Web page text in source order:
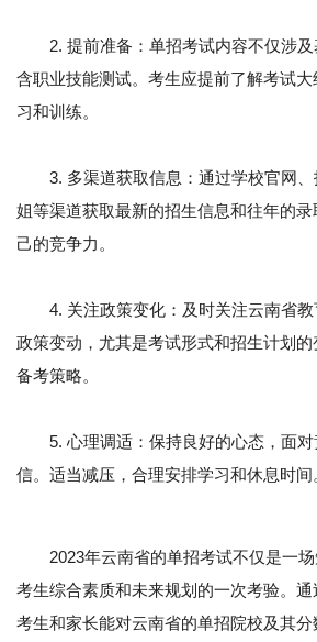
2. 提前准备：单招考试内容不仅涉及
含职业技能测试。考生应提前了解考试
习和训练。
3. 多渠道获取信息：通过学校官网、
姐等渠道获取最新的招生信息和往年的
己的竞争力。
4. 关注政策变化：及时关注云南省教
政策变动，尤其是考试形式和招生计划
备考策略。
5. 心理调适：保持良好的心态，面对
信。适当减压，合理安排学习和休息时间
2023年云南省的单招考试不仅是一场
考生综合素质和未来规划的一次考验。
考生和家长能对云南省的单招院校及其分